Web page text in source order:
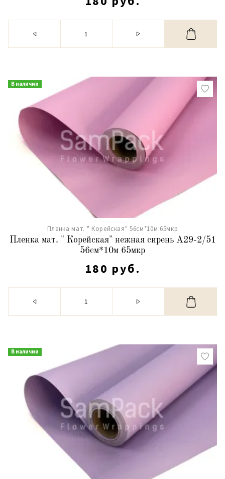
В наличии
Пленка мат. " Корейская" 56см*10м 65мкр
Пленка мат. " Корейская" нежная сирень А29-2/51
56см*10м 65мкр
180 руб.
В наличии